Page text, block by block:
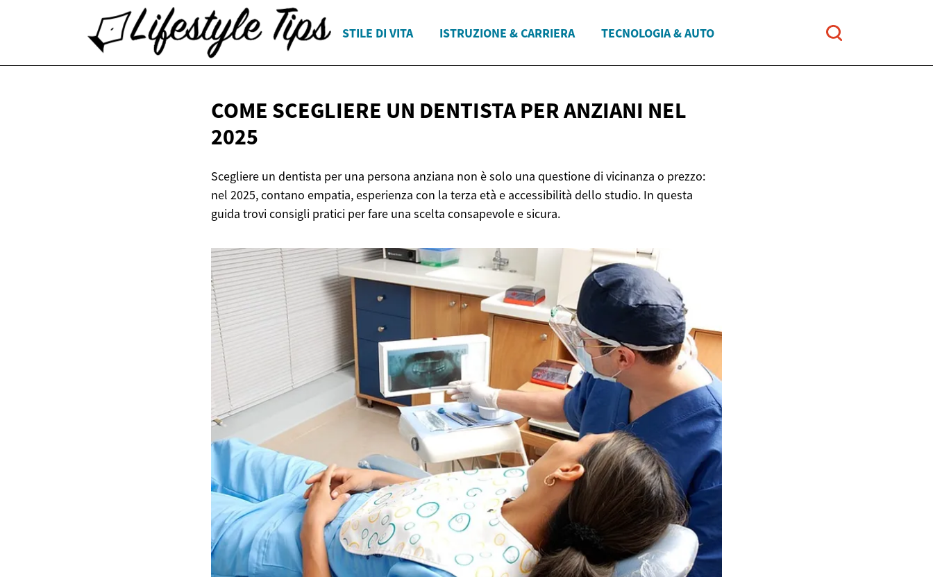
STILE DI VITA ISTRUZIONE & CARRIERA TECNOLOGIA & AUTO
COME SCEGLIERE UN DENTISTA PER ANZIANI NEL
2025
Scegliere un dentista per una persona anziana non è solo una questione di vicinanza o prezzo:
nel 2025, contano empatia, esperienza con la terza età e accessibilità dello studio. In questa
guida trovi consigli pratici per fare una scelta consapevole e sicura.